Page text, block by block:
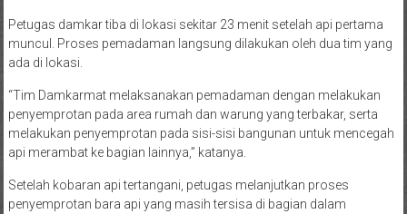
Petugas damkar tiba di lokasi sekitar 23 menit setelah api pertama
muncul. Proses pemadaman langsung dilakukan oleh dua tim yang
ada di lokasi.
“Tim Damkarmat melaksanakan pemadaman dengan melakukan
penyemprotan pada area rumah dan warung yang terbakar, serta
melakukan penyemprotan pada sisi-sisi bangunan untuk mencegah
api merambat ke bagian lainnya,” katanya.
Setelah kobaran api tertangani, petugas melanjutkan proses
penyemprotan bara api yang masih tersisa di bagian dalam